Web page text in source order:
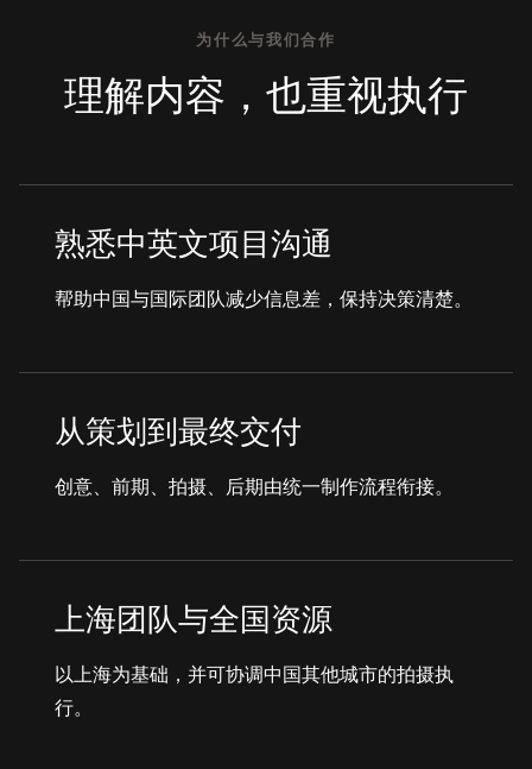
为什么与我们合作
理解内容，也重视执行
熟悉中英文项目沟通
帮助中国与国际团队减少信息差，保持决策清楚。
从策划到最终交付
创意、前期、拍摄、后期由统一制作流程衔接。
上海团队与全国资源
以上海为基础，并可协调中国其他城市的拍摄执
行。